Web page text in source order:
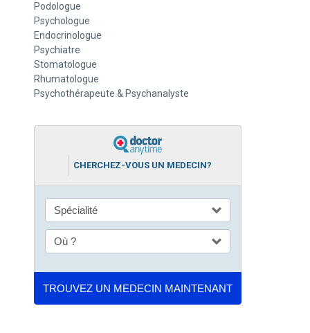
Podologue
Psychologue
Endocrinologue
Psychiatre
Stomatologue
Rhumatologue
Psychothérapeute & Psychanalyste
CHERCHEZ-VOUS UN MEDECIN?